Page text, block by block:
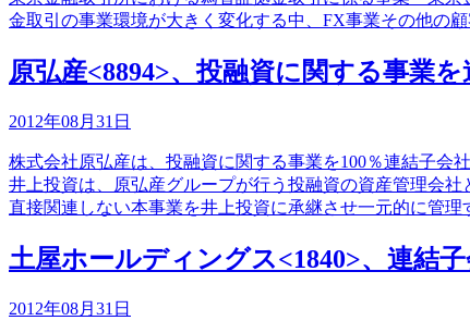
金取引の事業環境が大きく変化する中、FX事業その他の顧
原弘産<8894>、投融資に関する事業
2012年08月31日
株式会社原弘産は、投融資に関する事業を100％連結子会
井上投資は、原弘産グループが行う投融資の資産管理会
直接関連しない本事業を井上投資に承継させ一元的に管理
土屋ホールディングス<1840>、連結
2012年08月31日